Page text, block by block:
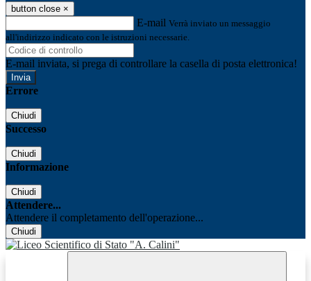
button close ×
E-mail Verrà inviato un messaggio
all'indirizzo indicato con le istruzioni necessarie.
E-mail inviata, si prega di controllare la casella di posta elettronica!
Errore
Chiudi
Successo
Chiudi
Informazione
Chiudi
Attendere...
Attendere il completamento dell'operazione...
Chiudi